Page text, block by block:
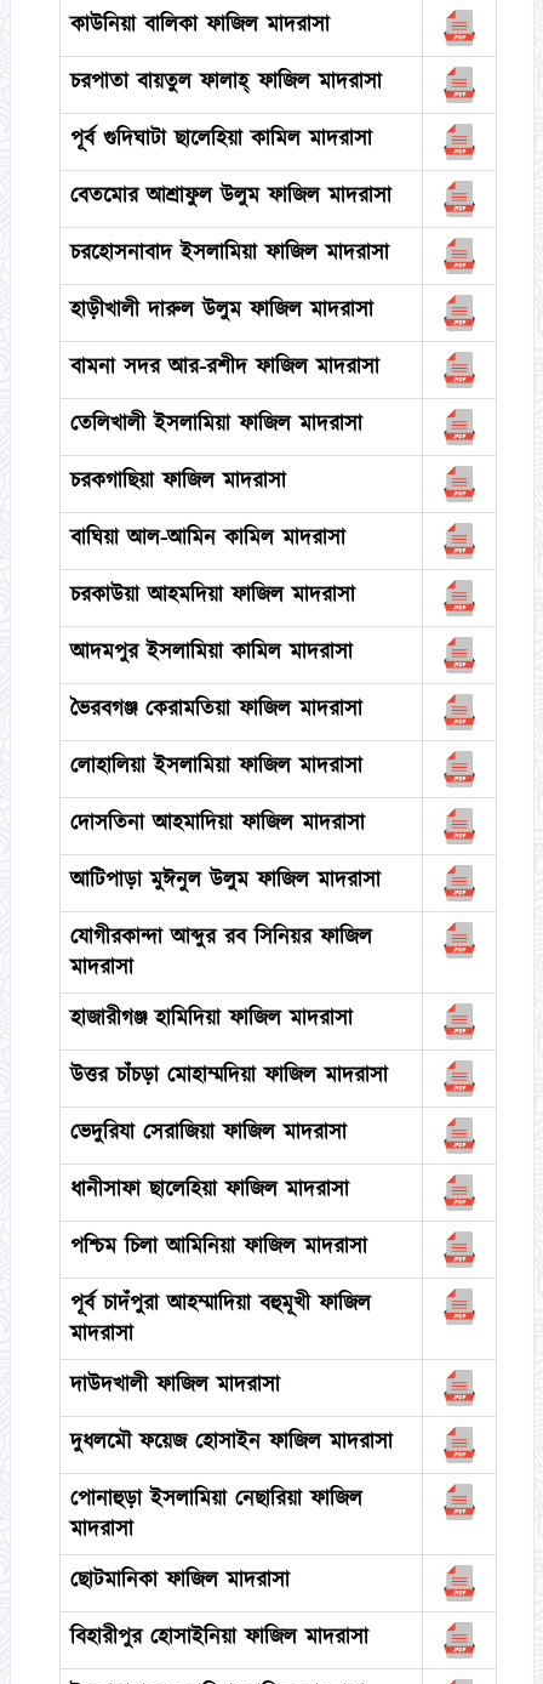
কাউনিয়া বালিকা ফাজিল মাদরাসা
চরপাতা বায়তুল ফালাহ্ ফাজিল মাদরাসা
পূর্ব গুদিঘাটা ছালেহিয়া কামিল মাদরাসা
বেতমোর আশ্রাফুল উলুম ফাজিল মাদরাসা
চরহোসনাবাদ ইসলামিয়া ফাজিল মাদরাসা
হাড়ীখালী দারুল উলুম ফাজিল মাদরাসা
বামনা সদর আর-রশীদ ফাজিল মাদরাসা
তেলিখালী ইসলামিয়া ফাজিল মাদরাসা
চরকগাছিয়া ফাজিল মাদরাসা
বাঘিয়া আল-আমিন কামিল মাদরাসা
চরকাউয়া আহমদিয়া ফাজিল মাদরাসা
আদমপুর ইসলামিয়া কামিল মাদরাসা
ভৈরবগঞ্জ কেরামতিয়া ফাজিল মাদরাসা
লোহালিয়া ইসলামিয়া ফাজিল মাদরাসা
দোসতিনা আহমাদিয়া ফাজিল মাদরাসা
আটিপাড়া মুঈনুল উলুম ফাজিল মাদরাসা
যোগীরকান্দা আব্দুর রব সিনিয়র ফাজিল
মাদরাসা
হাজারীগঞ্জ হামিদিয়া ফাজিল মাদরাসা
উত্তর চাঁচড়া মোহাম্মদিয়া ফাজিল মাদরাসা
ভেদুরিযা সেরাজিয়া ফাজিল মাদরাসা
ধানীসাফা ছালেহিয়া ফাজিল মাদরাসা
পশ্চিম চিলা আমিনিয়া ফাজিল মাদরাসা
পূর্ব চাদঁপুরা আহম্মাদিয়া বহুমূখী ফাজিল
মাদরাসা
দাউদখালী ফাজিল মাদরাসা
দুধলমৌ ফয়েজ হোসাইন ফাজিল মাদরাসা
পোনাহুড়া ইসলামিয়া নেছারিয়া ফাজিল
মাদরাসা
ছোটমানিকা ফাজিল মাদরাসা
বিহারীপুর হোসাইনিয়া ফাজিল মাদরাসা